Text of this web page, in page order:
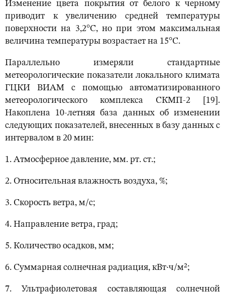
Изменение цвета покрытия от белого к черному
приводит к увеличению средней температуры
поверхности на 3,2°С, но при этом максимальная
величина температуры возрастает на 15°С.
Параллельно измеряли стандартные
метеорологические показатели локального климата
ГЦКИ ВИАМ с помощью автоматизированного
метеорологического комплекса СКМП-2 [19].
Накоплена 10-летняя база данных об изменении
следующих показателей, внесенных в базу данных с
интервалом в 20 мин:
1. Атмосферное давление, мм. рт. ст.;
2. Относительная влажность воздуха, %;
3. Скорость ветра, м/с;
4. Направление ветра, град;
5. Количество осадков, мм;
6. Суммарная солнечная радиация, кВт·ч/м²;
7. Ультрафиолетовая составляющая солнечной